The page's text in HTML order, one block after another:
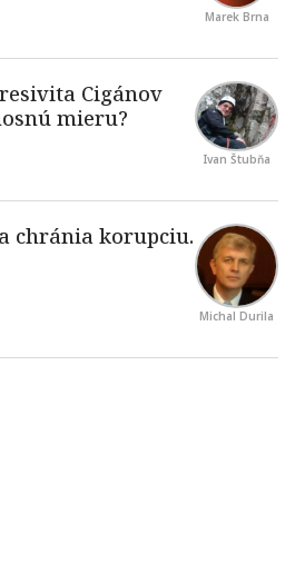
Marek Brna
Ivan Štubňa
Michal Durila